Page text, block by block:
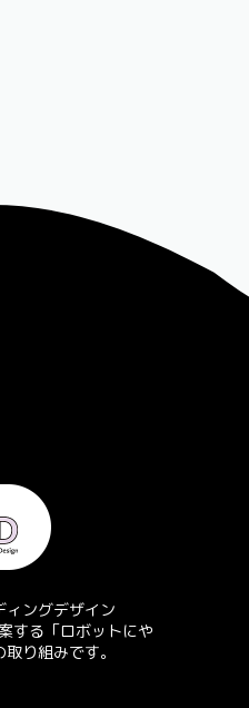
ィングデザイン
する「ロボットにや
り組みです。